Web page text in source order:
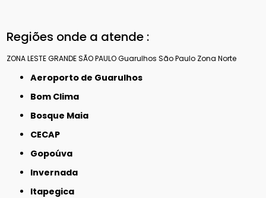
Regiões onde a atende :
ZONA LESTEGRANDE SÃO PAULOGuarulhos São Paulo Zona Norte
Aeroporto de Guarulhos
Bom Clima
Bosque Maia
CECAP
Gopoúva
Invernada
Itapegica